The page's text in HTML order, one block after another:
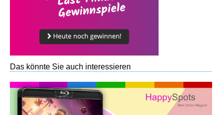
Das könnte Sie auch interessieren